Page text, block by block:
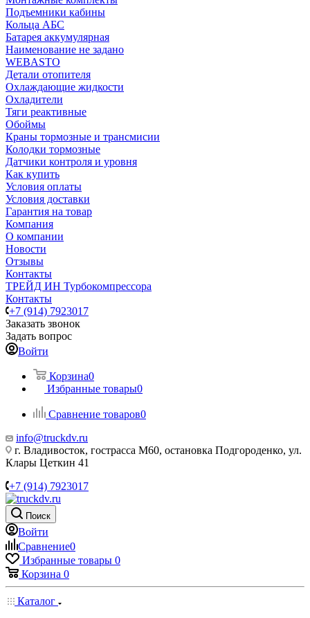
Подъемники кабины
Кольца АБС
Батарея аккумулярная
Наименование не задано
WEBASTO
Детали отопителя
Охлаждающие жидкости
Охладители
Тяги реактивные
Обоймы
Краны тормозные и трансмисии
Колодки тормозные
Датчики контроля и уровня
Как купить
Условия оплаты
Условия доставки
Гарантия на товар
Компания
О компании
Новости
Отзывы
Контакты
ТРЕЙД ИН Турбокомпрессора
Контакты
+7 (914) 7923017
Заказать звонок
Задать вопрос
Войти
Корзина0
Избранные товары0
Сравнение товаров0
info@truckdv.ru
г. Владивосток, гострасса М60, остановка Подгороденко, ул.
Клары Цеткин 41
+7 (914) 7923017
Поиск
Войти
Сравнение0
Избранные товары 0
Корзина 0
Каталог